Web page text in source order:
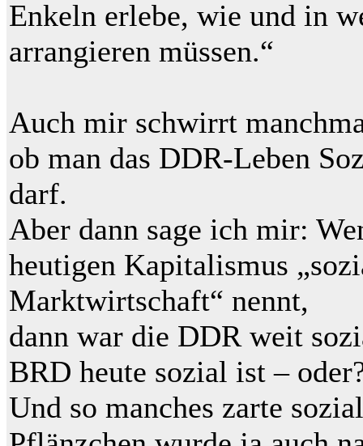
Enkeln erlebe, wie und in
arrangieren müssen.“
Auch mir schwirrt
ob man das DDR-Leben
darf.
Aber dann sage ich mir:
heutigen Kapitalismus
Marktwirtschaft“ nennt,
dann war die DDR weit
BRD heute sozial ist –
Und so manches zarte